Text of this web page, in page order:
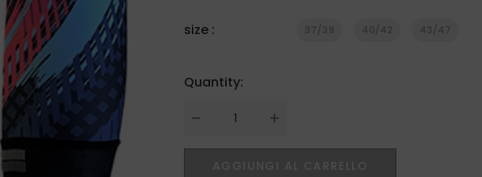
size :
Quantity:
Quantity